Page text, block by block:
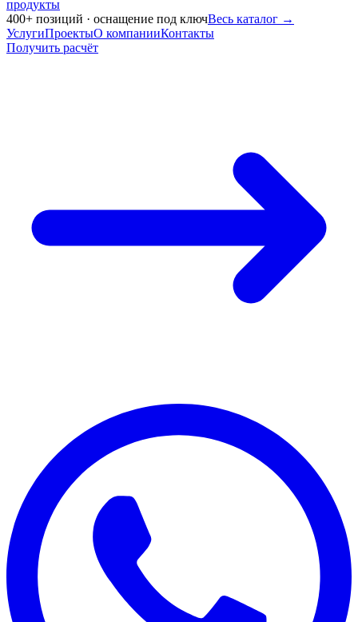
продукты
400+ позиций · оснащение под ключВесь каталог →
УслугиПроектыО компанииКонтакты
Получить расчёт